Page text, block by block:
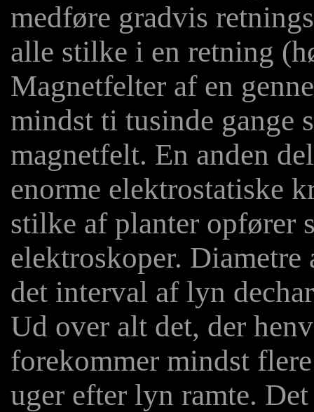
medføre gradvis
alle stilke i en retning
Magnetfelter af en
mindst ti tusinde gange
magnetfelt. En anden
enorme elektrostatiske
stilke af planter opfører
elektroskoper.
det interval af lyn
Ud over alt det, der
forekommer mindst
uger efter lyn ramte.